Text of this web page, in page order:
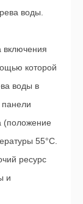
воды.
включения
которой
воды в
(положение
55°С.
ресурс
и